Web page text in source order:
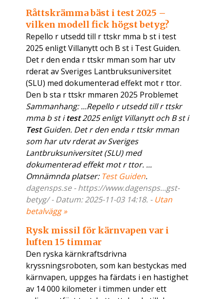
Råttskrämma bäst i test 2025 –
vilken modell fick högst betyg?
Repello r utsedd till r ttskr mma b st i test
2025 enligt Villanytt och B st i Test Guiden.
Det r den enda r ttskr mman som har utv
rderat av Sveriges Lantbruksuniversitet
(SLU) med dokumenterad effekt mot r ttor.
Den b sta r ttskr mmaren 2025 Problemet
Sammanhang: ...Repello r utsedd till r ttskr
mma b st itest2025 enligt Villanytt och B st i
TestGuiden. Det r den enda r ttskr mman
som har utv rderat av Sveriges
Lantbruksuniversitet (SLU) med
dokumenterad effekt mot r ttor. ...
Omnämnda platser: Test Guiden.
dagensps.se - https://www.dagensps...gst-
betyg/ - Datum: 2025-11-03 14:18. - Utan
betalvägg »
Rysk missil för kärnvapen var i
luften 15 timmar
Den ryska kärnkraftsdrivna
kryssningsroboten, som kan bestyckas med
kärnvapen, uppges ha färdats i en hastighet
av 14 000 kilometer i timmen under ett